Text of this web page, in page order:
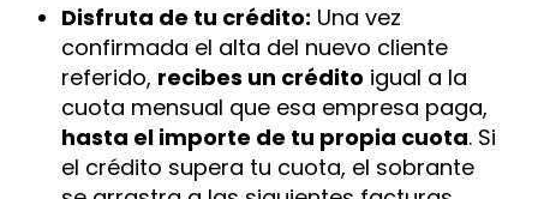
Disfruta de tu crédito: Una vez
confirmada el alta del nuevo cliente
referido, recibes un crédito igual a la
cuota mensual que esa empresa paga,
hasta el importe de tu propia cuota. Si
el crédito supera tu cuota, el sobrante